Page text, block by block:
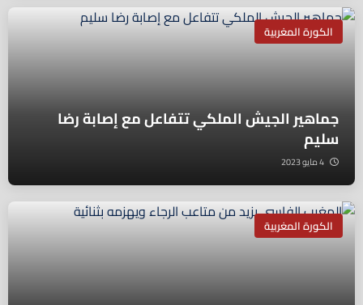
الكورة المغربية
جماهير الجيش الملكي تتفاعل مع إصابة رضا
سليم
الكورة المغربية